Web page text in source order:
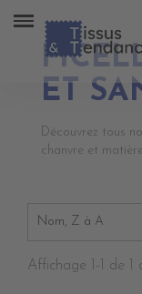
ET
Découvrez tous
chanvre et
Nom, Z à A
Affichage 1-1 de 1